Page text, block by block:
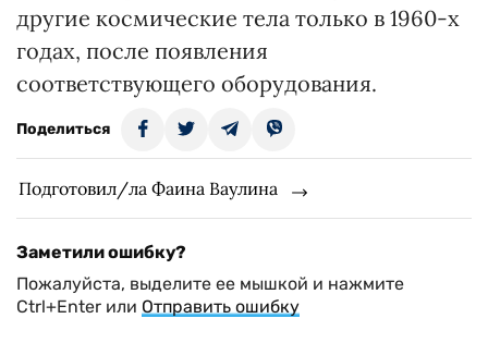
другие космические тела только в 1960-х
годах, после появления
соответствующего оборудования.
Поделиться
Подготовил/ла Фаина Ваулина
Заметили ошибку?
Пожалуйста, выделите ее мышкой и нажмите
Ctrl+Enter или Отправить ошибку